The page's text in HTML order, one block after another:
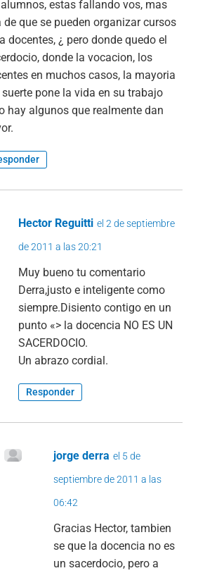
estas fallando vos, mas
de que se pueden organizar cursos
docentes, ¿ pero donde quedo el
donde la vocacion, los
en muchos casos, la mayoria
suerte pone la vida en su trabajo
hay algunos que realmente dan
Hector Reguitti el 2 de septiembre
de 2011 a las 20:21
Muy bueno tu comentario
Derra,justo e inteligente como
siempre.Disiento contigo en un
punto «> la docencia NO ES UN
SACERDOCIO.
Un abrazo cordial.
Responder
jorge derra el 5 de
septiembre de 2011 a las
06:42
Gracias Hector, tambien
se que la docencia no es
un sacerdocio, pero a